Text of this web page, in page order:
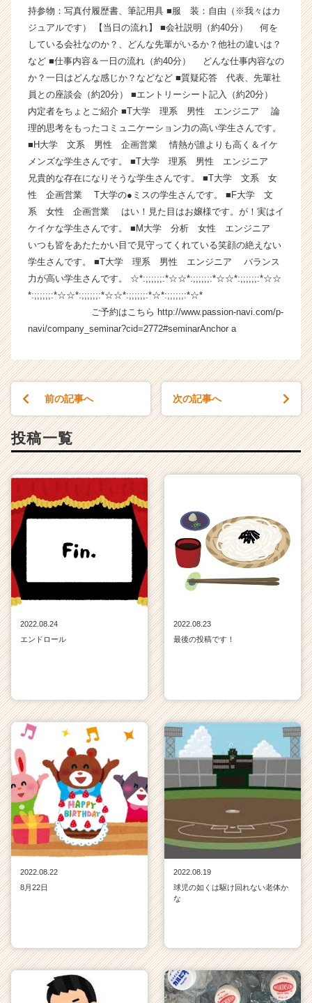
タ
ム
ラ
イ
ン】
|
ベ
ン
ー・
成
長
企
業
か
ら
ス
カ
ウ
ト
が
く
イ
キ
リ
ア
持参物：写真付履歴書、筆記用具 ■服 装：自由（※我々はカ
ジュアルです） 【当日の流れ】 ■会社説明（約40分） 何を
している会社なのか？、どんな先輩がいるか？他社の違いは？
など ■仕事内容＆一日の流れ（約40分） どんな仕事内容なの
か？一日はどんな感じか？などなど ■質疑応答 代表、先輩社
員との座談会（約20分） ■エントリーシート記入（約20分）
内定者をちょとご紹介 ■T大学 理系 男性 エンジニア 論
理的思考をもったコミュニケーション力の高い学生さんです。
■H大学 文系 男性 企画営業 情熱が誰よりも高く＆イケ
メンズな学生さんです。 ■T大学 理系 男性 エンジニア
兄貴的な存在になりそうな学生さんです。 ■T大学 文系 女
性 企画営業 T大学の●ミスの学生さんです。 ■F大学 文
系 女性 企画営業 はい！見た目はお嬢様です。が！実はイ
ケイケな学生さんです。 ■M大学 分析 女性 エンジニア
いつも皆をあたたかい目で見守ってくれている笑顔の絶えない
学生さんです。 ■T大学 理系 男性 エンジニア バランス
力が高い学生さんです。 ☆*:;;;;;;:*☆☆*:;;;;;;:*☆☆*:;;;;;;:*☆☆
*:;;;;;;:*☆☆*:;;;;;;:*☆☆*:;;;;;;:*☆*:;;;;;;:*☆*
ご予約はこちら http://www.passion-navi.com/p-
navi/company_seminar?cid=2772#seminarAnchor a
前の記事へ 次の記事へ
投稿一覧
2022.08.24
エンドロール
2022.08.23
最後の投稿です！
2022.08.22
8月22日
2022.08.19
球児の如くは駆け回れない老体か
な